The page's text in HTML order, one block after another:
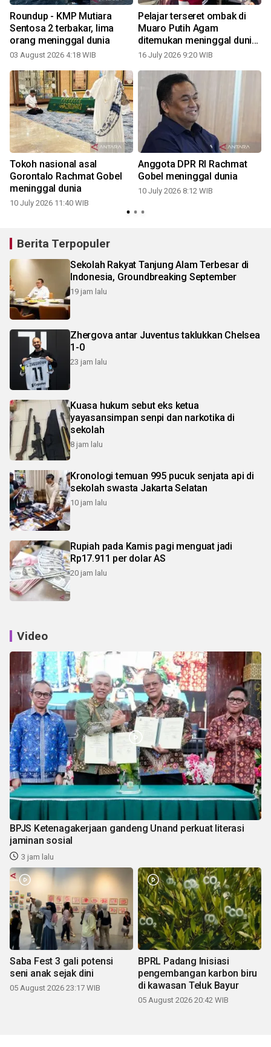
Roundup - KMP Mutiara
Sentosa 2 terbakar, lima
orang meninggal dunia
03 August 2026 4:18 WIB
Pelajar terseret ombak di
Muaro Putih Agam
ditemukan meninggal dunia
(Video)
16 July 2026 9:20 WIB
Tokoh nasional asal
Gorontalo Rachmat Gobel
meninggal dunia
10 July 2026 11:40 WIB
Anggota DPR RI Rachmat
Gobel meninggal dunia
10 July 2026 8:12 WIB
Berita Terpopuler
Sekolah Rakyat Tanjung Alam Terbesar di
Indonesia, Groundbreaking September
19 jam lalu
Zhergova antar Juventus taklukkan Chelsea
1-0
23 jam lalu
Kuasa hukum sebut eks ketua
yayasansimpan senpi dan narkotika di
sekolah
8 jam lalu
Kronologi temuan 995 pucuk senjata api di
sekolah swasta Jakarta Selatan
10 jam lalu
Rupiah pada Kamis pagi menguat jadi
Rp17.911 per dolar AS
20 jam lalu
Video
BPJS Ketenagakerjaan gandeng Unand perkuat literasi
jaminan sosial
3 jam lalu
Saba Fest 3 gali potensi
seni anak sejak dini
05 August 2026 23:17 WIB
BPRL Padang Inisiasi
pengembangan karbon biru
di kawasan Teluk Bayur
05 August 2026 20:42 WIB